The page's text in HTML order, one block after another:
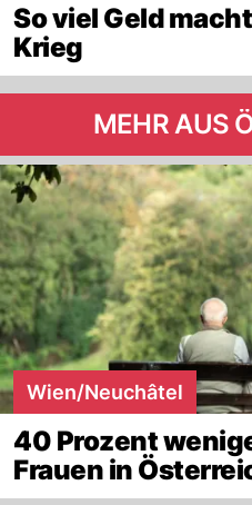
So viel Geld
Krieg
MEHR AUS
Wien/Neuchâtel
40 Prozent
Frauen in